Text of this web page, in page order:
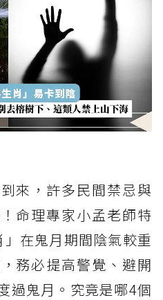
來，許多民間禁忌與
命理專家小孟老師特
在鬼月期間陰氣較重
務必提高警覺、避開
過鬼月。究竟是哪4個